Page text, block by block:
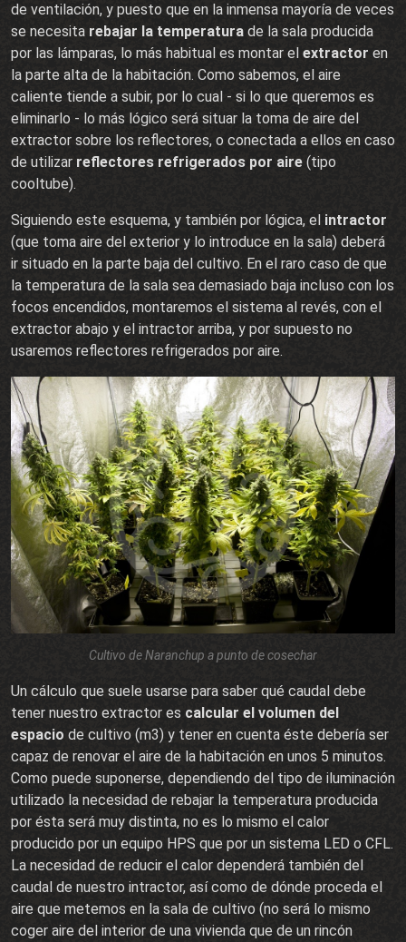
de ventilación, y puesto que en la inmensa mayoría de veces
se necesita rebajar la temperatura de la sala producida
por las lámparas, lo más habitual es montar el extractor en
la parte alta de la habitación. Como sabemos, el aire
caliente tiende a subir, por lo cual - si lo que queremos es
eliminarlo - lo más lógico será situar la toma de aire del
extractor sobre los reflectores, o conectada a ellos en caso
de utilizar reflectores refrigerados por aire (tipo
cooltube).
Siguiendo este esquema, y también por lógica, el intractor
(que toma aire del exterior y lo introduce en la sala) deberá
ir situado en la parte baja del cultivo. En el raro caso de que
la temperatura de la sala sea demasiado baja incluso con los
focos encendidos, montaremos el sistema al revés, con el
extractor abajo y el intractor arriba, y por supuesto no
usaremos reflectores refrigerados por aire.
Cultivo de Naranchup a punto de cosechar
Un cálculo que suele usarse para saber qué caudal debe
tener nuestro extractor es calcular el volumen del
espacio de cultivo (m3) y tener en cuenta éste debería ser
capaz de renovar el aire de la habitación en unos 5 minutos.
Como puede suponerse, dependiendo del tipo de iluminación
utilizado la necesidad de rebajar la temperatura producida
por ésta será muy distinta, no es lo mismo el calor
producido por un equipo HPS que por un sistema LED o CFL.
La necesidad de reducir el calor dependerá también del
caudal de nuestro intractor, así como de dónde proceda el
aire que metemos en la sala de cultivo (no será lo mismo
coger aire del interior de una vivienda que de un rincón